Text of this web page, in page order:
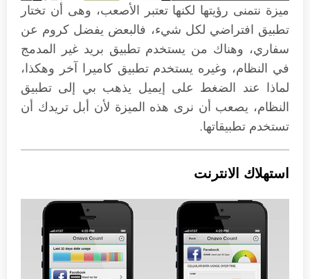
ميزة نتمنى رؤيتها لكنها تعتبر الأصعب، وهى أن تختار
تطبيق افتراضي لكل شيء، فالبعض يفضل كروم عن
سفاري، وهناك من يستخدم تطبيق بريد غير المدمج
في النظام، وغيره يستخدم تطبيق كاميرا آخر وهكذا،
لماذا عند الضغط على إيميل يذهب بي إلى تطبيق
النظام، يصعب أن نرى هذه الميزة لأن أبل تريدك أن
تستخدم تطبيقاتها.
استهلاك الانترنت